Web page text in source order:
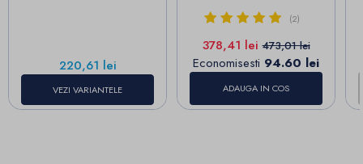
Pret
220,61 lei
VEZI VARIANTELE
(2)
Pret
378,41 leiPret de baza
473,01 lei
Economisesti 94.60 lei
ADAUGA IN COS